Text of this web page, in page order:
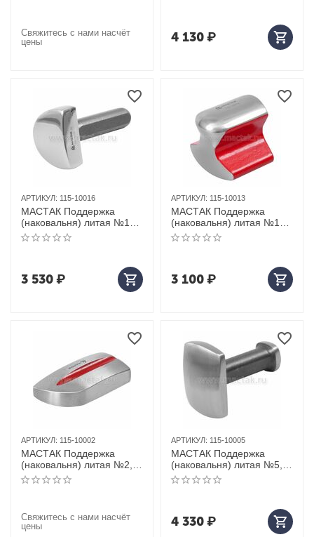
Свяжитесь с нами насчёт
цены
4 130₽
АРТИКУЛ: 115-10016
МАСТАК Поддержка
(наковальня) литая №16,
"молот"
3 530₽
АРТИКУЛ: 115-10013
МАСТАК Поддержка
(наковальня) литая №13,
"наковальня"
3 100₽
АРТИКУЛ: 115-10002
МАСТАК Поддержка
(наковальня) литая №2, с
продольным профилем
Свяжитесь с нами насчёт
цены
АРТИКУЛ: 115-10005
МАСТАК Поддержка
(наковальня) литая №5,
"печать"
4 330₽